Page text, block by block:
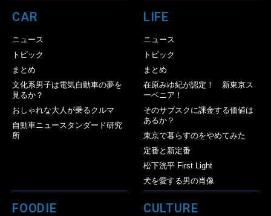
CAR
ニュース
トピック
まとめ
文化系男子は電気自動車の夢を
見るか？
おしゃれな大人が乗るクルマ
自動車ニュースタンダード研究
所
LIFE
ニュース
トピック
まとめ
在原みゆ紀が認定！ 新東京ス
ーベニア！
そのサブスクに課金する価値は
あるか？
東京で暮らすのをやめてみた
定番と新定番
松下洸平 First Light
犬を愛する男の肖像
FOODIE CULTURE